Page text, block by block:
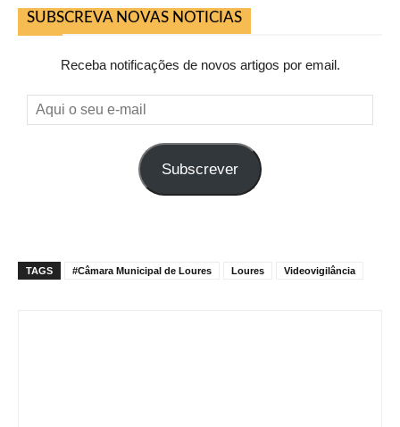
SUBSCREVA NOVAS NOTICIAS
Receba notificações de novos artigos por email.
Aqui
o
Subscrever
TAGS #Câmara Municipal de Loures Loures Videovigilância